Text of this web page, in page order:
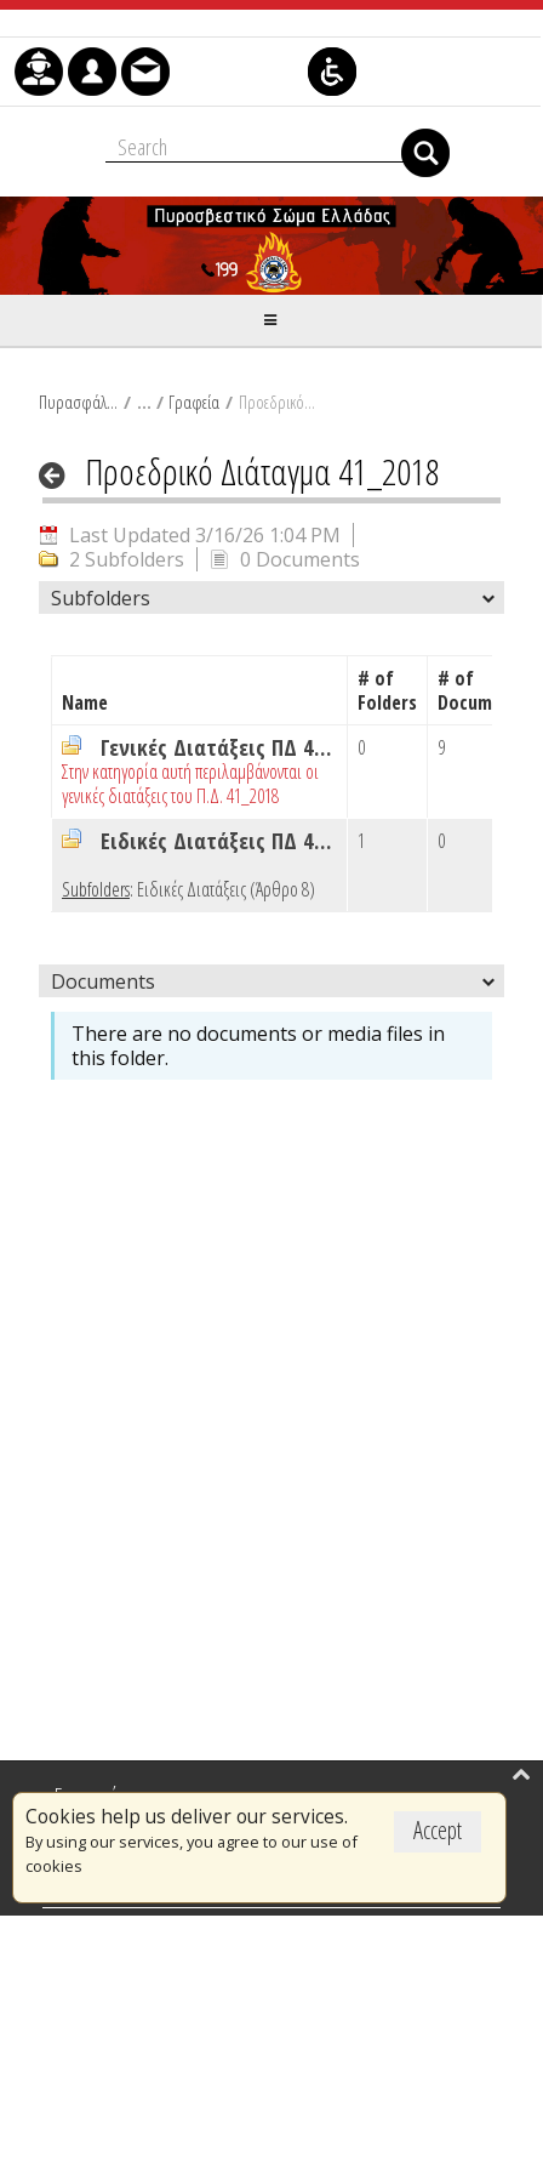
Skip to Content
Πυρασφάλεια / Γραφεία / Προεδρικό Διάταγμα 41_2018
Προεδρικό Διάταγμα 41_2018
Last Updated 3/16/26 1:04 PM
2 Subfolders
0 Documents
Subfolders
Name
# of
Folders
# of
Documents
Γενικές Διατάξεις ΠΔ 41_2018
Στην κατηγορία αυτή περιλαμβάνονται οι
γενικές διατάξεις του Π.Δ. 41_2018
0 9
Ειδικές Διατάξεις ΠΔ 41_2018
Subfolders: Ειδικές Διατάξεις (Άρθρο 8)
1 0
Documents
There are no documents or media files in
this folder.
Accept
Cookies help us deliver our services.
By using our services, you agree to our use of
cookies
Επικαιρότητα
Το Πυροσβεστικό Σώμα